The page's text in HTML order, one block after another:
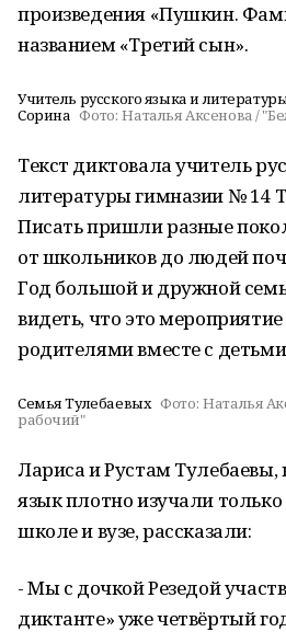
произведения «Пушкин.
названием «Третий сын».
Учитель русского языка и
Сорина Фото: Наталья Аксенова /
Текст диктовала учитель
литературы гимназии № 14
Писать пришли разные
от школьников до людей
Год большой и дружной
видеть, что это
родителями вместе с
Семья Тулебаевых Фото: Наталья
рабочий"
Лариса и Рустам Тулебаевы,
язык плотно изучали
школе и вузе, рассказали:
- Мы с дочкой Резедой
диктанте» уже четвёртый